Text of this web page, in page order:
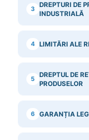
3
DREPTURI DE
INDUSTRIALĂ
4 LIMITĂRI ALE
5
DREPTUL DE
PRODUSELOR
6 GARANȚIA